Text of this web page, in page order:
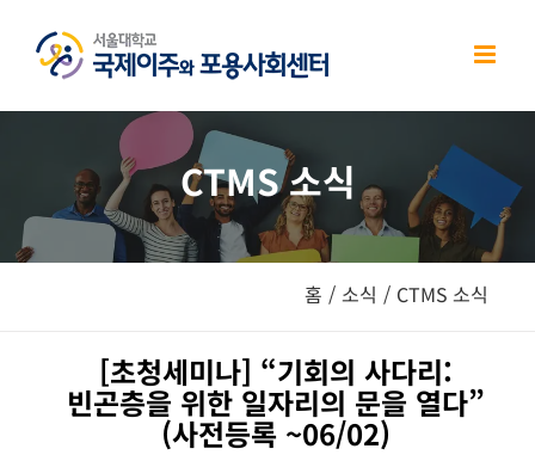
content
CTMS 소식
홈 / 소식 / CTMS 소식
[초청세미나] “기회의 사다리:
빈곤층을 위한 일자리의 문을 열다”
(사전등록 ~06/02)